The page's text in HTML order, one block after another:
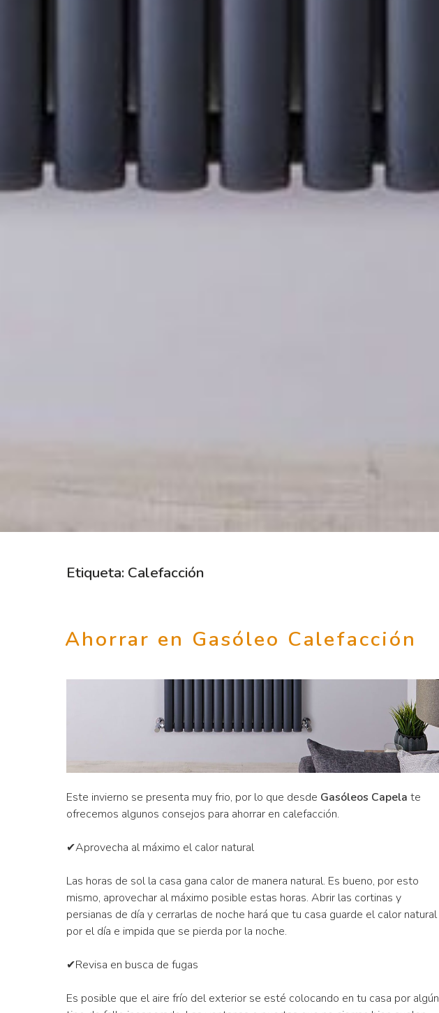
Etiqueta: Calefacción
Ahorrar en Gasóleo Calefacción
Este invierno se presenta muy frio, por lo que desde Gasóleos Capela te
ofrecemos algunos consejos para ahorrar en calefacción.
✔Aprovecha al máximo el calor natural
Las horas de sol la casa gana calor de manera natural. Es bueno, por esto
mismo, aprovechar al máximo posible estas horas. Abrir las cortinas y
persianas de día y cerrarlas de noche hará que tu casa guarde el calor natural
por el día e impida que se pierda por la noche.
✔Revisa en busca de fugas
Es posible que el aire frío del exterior se esté colocando en tu casa por algún